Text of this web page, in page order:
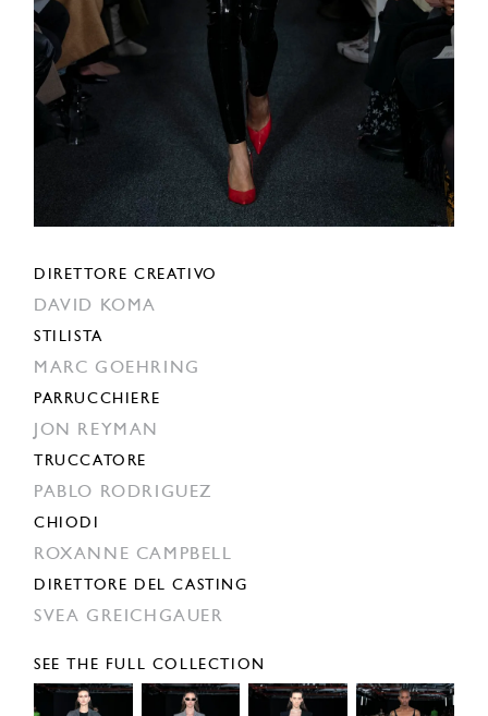
DIRETTORE CREATIVO
DAVID KOMA
STILISTA
MARC GOEHRING
PARRUCCHIERE
JON REYMAN
TRUCCATORE
PABLO RODRIGUEZ
CHIODI
ROXANNE CAMPBELL
DIRETTORE DEL CASTING
SVEA GREICHGAUER
SEE THE FULL COLLECTION